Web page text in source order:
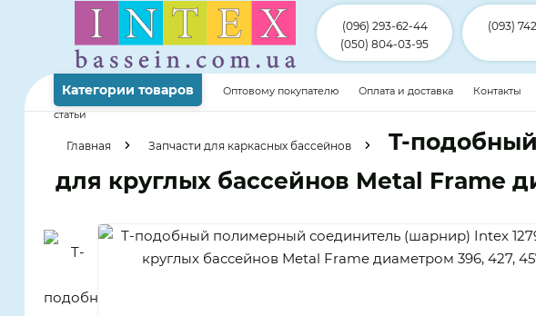
(096) 293-62-44
(050) 804-03-95
(093)
Категории товаров Оптовому покупателю Оплата и доставка Контакты
статьи
Главная Запчасти для каркасных бассейнов
T-
для круглых бассейнов Metal Frame